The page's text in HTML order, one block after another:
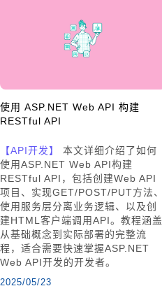
使用 ASP.NET Web API 构建
RESTful API
【API开发】
本文详细介绍了如何
使用ASP.NET Web API构建
RESTful API，包括创建Web API
项目、实现GET/POST/PUT方法、
使用服务层分离业务逻辑、以及创
建HTML客户端调用API。教程涵盖
从基础概念到实际部署的完整流
程，适合需要快速掌握ASP.NET
Web API开发的开发者。
2025/05/23